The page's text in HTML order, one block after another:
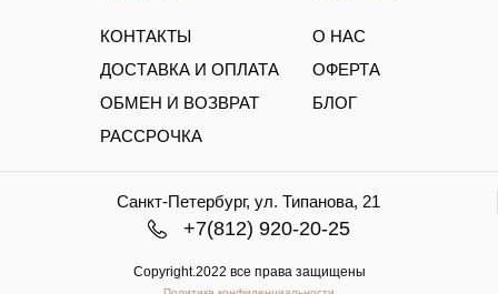
КОНТАКТЫ
ДОСТАВКА И ОПЛАТА
ОБМЕН И ВОЗВРАТ
РАССРОЧКА
О НАС
ОФЕРТА
БЛОГ
Санкт-Петербург, ул. Типанова, 21
+7(812) 920-20-25
Copyright.2022 все права защищены